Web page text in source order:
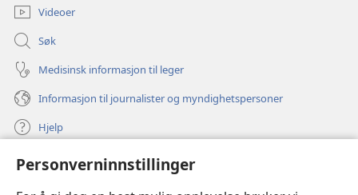
Personverninnstillinger
Videoer
Søk
Medisinsk informasjon til leger
Informasjon til journalister og myndighetspersoner
Hjelp
Bidrag
(åpner
nytt